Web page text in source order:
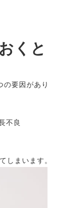
くと
の要因があり
不良
しまいます。